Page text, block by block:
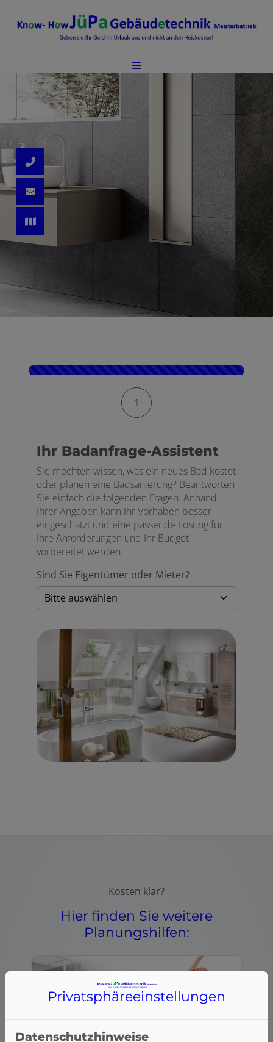
Kontaktformular-Fortschritt
1
Ihr Badanfrage-Assistent
Sie möchten wissen, was ein neues Bad kostet
oder planen eine Badsanierung? Beantworten
Sie einfach die folgenden Fragen. Anhand
Ihrer Angaben kann Ihr Vorhaben besser
eingeschätzt und eine passende Lösung für
Ihre Anforderungen und Ihr Budget
vorbereitet werden.
Sind Sie Eigentümer oder Mieter?
Kosten klar?
Hier finden Sie weitere
Planungshilfen:
schließen
schließen
öffnen und schließen
schließen
Privatsphäre­einstellungen
Datenschutzhinweise